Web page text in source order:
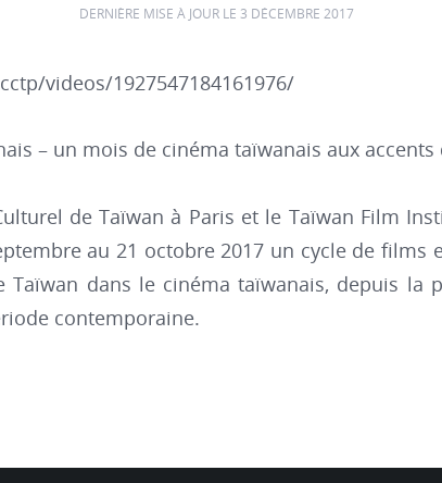
DERNIÈRE MISE À JOUR LE 3 DÉCEMBRE 2017
videos/1927547184161976/
– un mois de cinéma taïwanais aux accents
de Taïwan à Paris et le Taïwan Film
au 21 octobre 2017 un cycle de
Taïwan dans le cinéma taïwanais, depuis la
contemporaine.